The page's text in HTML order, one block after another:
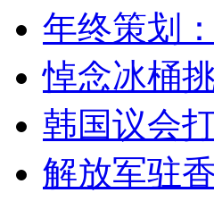
年终策划
悼念冰桶
韩国议会
解放军驻